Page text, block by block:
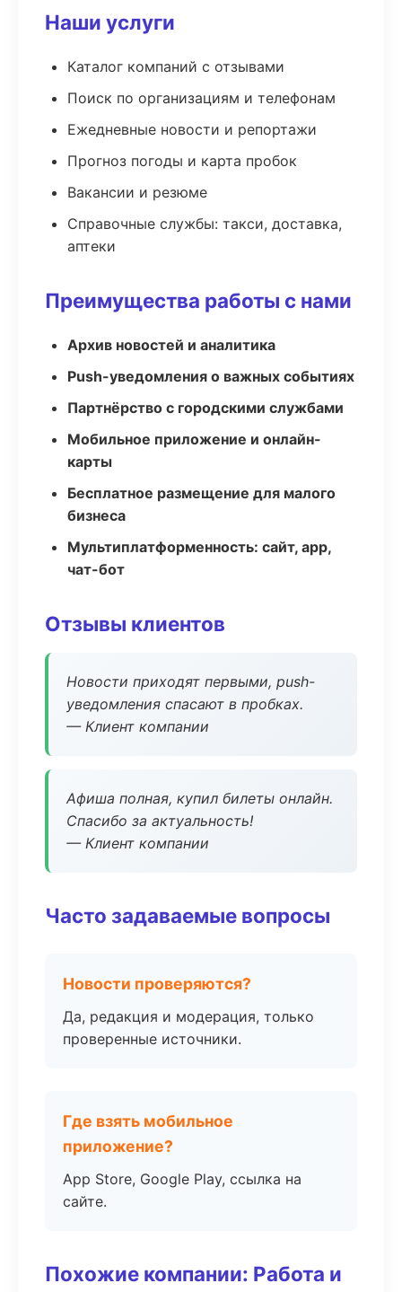
Наши услуги
Каталог компаний с отзывами
Поиск по организациям и телефонам
Ежедневные новости и репортажи
Прогноз погоды и карта пробок
Вакансии и резюме
Справочные службы: такси, доставка,
аптеки
Преимущества работы с нами
Архив новостей и аналитика
Push-уведомления о важных событиях
Партнёрство с городскими службами
Мобильное приложение и онлайн-
карты
Бесплатное размещение для малого
бизнеса
Мультиплатформенность: сайт, app,
чат-бот
Отзывы клиентов
Новости приходят первыми, push-
уведомления спасают в пробках.
— Клиент компании
Афиша полная, купил билеты онлайн.
Спасибо за актуальность!
— Клиент компании
Часто задаваемые вопросы
Новости проверяются?
Да, редакция и модерация, только
проверенные источники.
Где взять мобильное
приложение?
App Store, Google Play, ссылка на
сайте.
Похожие компании: Работа и